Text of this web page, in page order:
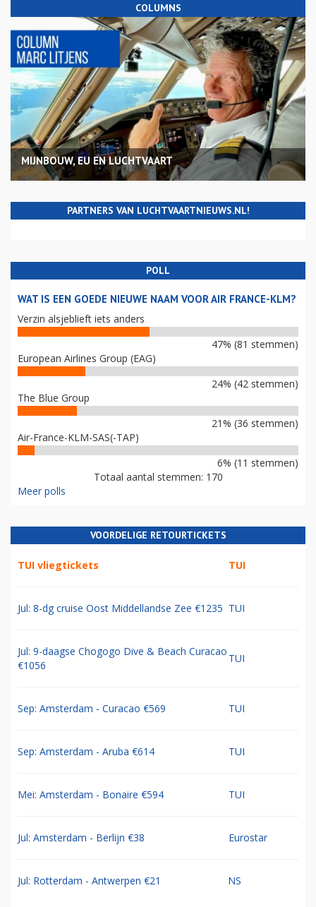
COLUMNS
MIJNBOUW, EU EN LUCHTVAART
PARTNERS VAN LUCHTVAARTNIEUWS.NL!
POLL
WAT IS EEN GOEDE NIEUWE NAAM VOOR AIR FRANCE-KLM?
Verzin alsjeblieft iets anders
47% (81 stemmen)
European Airlines Group (EAG)
24% (42 stemmen)
The Blue Group
21% (36 stemmen)
Air-France-KLM-SAS(-TAP)
6% (11 stemmen)
Totaal aantal stemmen: 170
Meer polls
VOORDELIGE RETOURTICKETS
TUI vliegtickets TUI
Jul: 8-dg cruise Oost Middellandse Zee €1235 TUI
Jul: 9-daagse Chogogo Dive & Beach Curacao
€1056
TUI
Sep: Amsterdam - Curacao €569 TUI
Sep: Amsterdam - Aruba €614 TUI
Mei: Amsterdam - Bonaire €594 TUI
Jul: Amsterdam - Berlijn €38 Eurostar
Jul: Rotterdam - Antwerpen €21 NS